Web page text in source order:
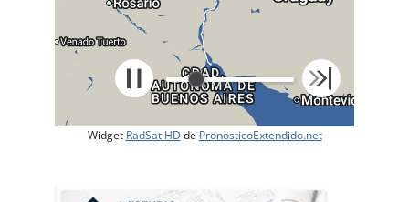
Widget RadSat HD de PronosticoExtendido.net